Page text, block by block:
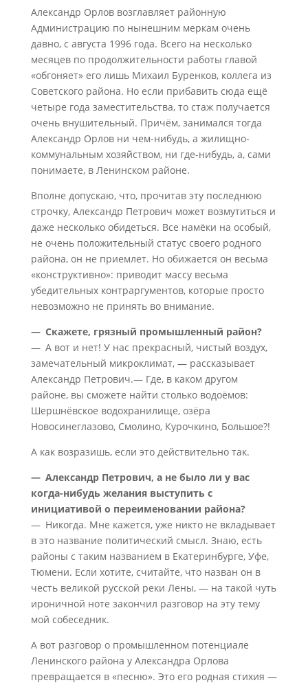
Александр Орлов возглавляет районную
Администрацию по нынешним меркам очень
давно, с августа 1996 года. Всего на несколько
месяцев по продолжительности работы главой
«обгоняет» его лишь Михаил Буренков, коллега из
Советского района. Но если прибавить сюда ещё
четыре года заместительства, то стаж получается
очень внушительный. Причём, занимался тогда
Александр Орлов ни чем-нибудь, а жилищно-
коммунальным хозяйством, ни где-нибудь, а, сами
понимаете, в Ленинском районе.
Вполне допускаю, что, прочитав эту последнюю
строчку, Александр Петрович может возмутиться и
даже несколько обидеться. Все намёки на особый,
не очень положительный статус своего родного
района, он не приемлет. Но обижается он весьма
«конструктивно»: приводит массу весьма
убедительных контраргументов, которые просто
невозможно не принять во внимание.
— Скажете, грязный промышленный район?
— А вот и нет! У нас прекрасный, чистый воздух,
замечательный микроклимат, — рассказывает
Александр Петрович.— Где, в каком другом
районе, вы сможете найти столько водоёмов:
Шершнёвское водохранилище, озёра
Новосинеглазово, Смолино, Курочкино, Большое?!
А как возразишь, если это действительно так.
— Александр Петрович, а не было ли у вас
когда-нибудь желания выступить с
инициативой о переименовании района?
— Никогда. Мне кажется, уже никто не вкладывает
в это название политический смысл. Знаю, есть
районы с таким названием в Екатеринбурге, Уфе,
Тюмени. Если хотите, считайте, что назван он в
честь великой русской реки Лены, — на такой чуть
ироничной ноте закончил разговор на эту тему
мой собеседник.
А вот разговор о промышленном потенциале
Ленинского района у Александра Орлова
превращается в «песню». Это его родная стихия —